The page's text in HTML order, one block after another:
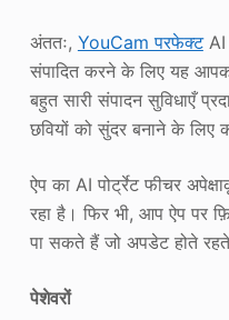
अंततः, YouCam परफेक्टAI
संपादित करने के लिए यह
बहुत सारी संपादन सुविधाएँ
छवियों को सुंदर बनाने के
ऐप का AI पोर्ट्रेट फीचर
रहा है। फिर भी, आप ऐप पर
पा सकते हैं जो अपडेट होते
पेशेवरों